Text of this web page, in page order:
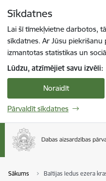
Sīkdatnes
Lai šī tīmekļvietne darbotos,
sīkdatnes. Ar Jūsu
izmantotas statistikas un
Lūdzu, atzīmējiet savu izvēli:
Noraidīt
Pārvaldīt sīkdatnes
Sākums Baltijas ledus ezera